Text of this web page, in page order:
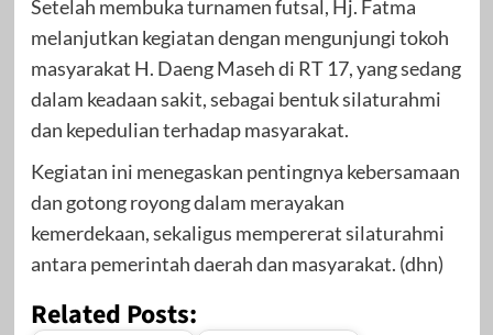
Setelah membuka turnamen futsal, Hj. Fatma
melanjutkan kegiatan dengan mengunjungi tokoh
masyarakat H. Daeng Maseh di RT 17, yang sedang
dalam keadaan sakit, sebagai bentuk silaturahmi
dan kepedulian terhadap masyarakat.
Kegiatan ini menegaskan pentingnya kebersamaan
dan gotong royong dalam merayakan
kemerdekaan, sekaligus mempererat silaturahmi
antara pemerintah daerah dan masyarakat. (dhn)
Related Posts: